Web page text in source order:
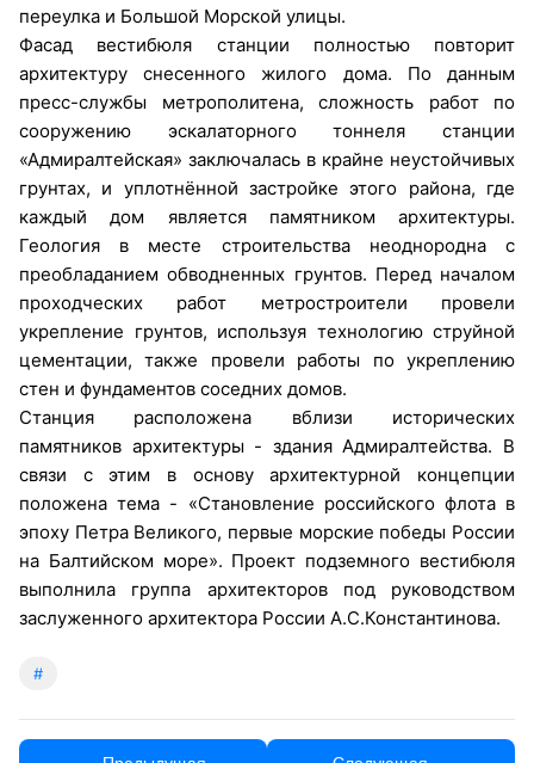
переулка и Большой Морской улицы.
Фасад вестибюля станции полностью повторит
архитектуру снесенного жилого дома. По данным
пресс-службы метрополитена, сложность работ по
сооружению эскалаторного тоннеля станции
«Адмиралтейская» заключалась в крайне неустойчивых
грунтах, и уплотнённой застройке этого района, где
каждый дом является памятником архитектуры.
Геология в месте строительства неоднородна с
преобладанием обводненных грунтов. Перед началом
проходческих работ метростроители провели
укрепление грунтов, используя технологию струйной
цементации, также провели работы по укреплению
стен и фундаментов соседних домов.
Станция расположена вблизи исторических
памятников архитектуры - здания Адмиралтейства. В
связи с этим в основу архитектурной концепции
положена тема - «Становление российского флота в
эпоху Петра Великого, первые морские победы России
на Балтийском море». Проект подземного вестибюля
выполнила группа архитекторов под руководством
заслуженного архитектора России А.С.Константинова.
#